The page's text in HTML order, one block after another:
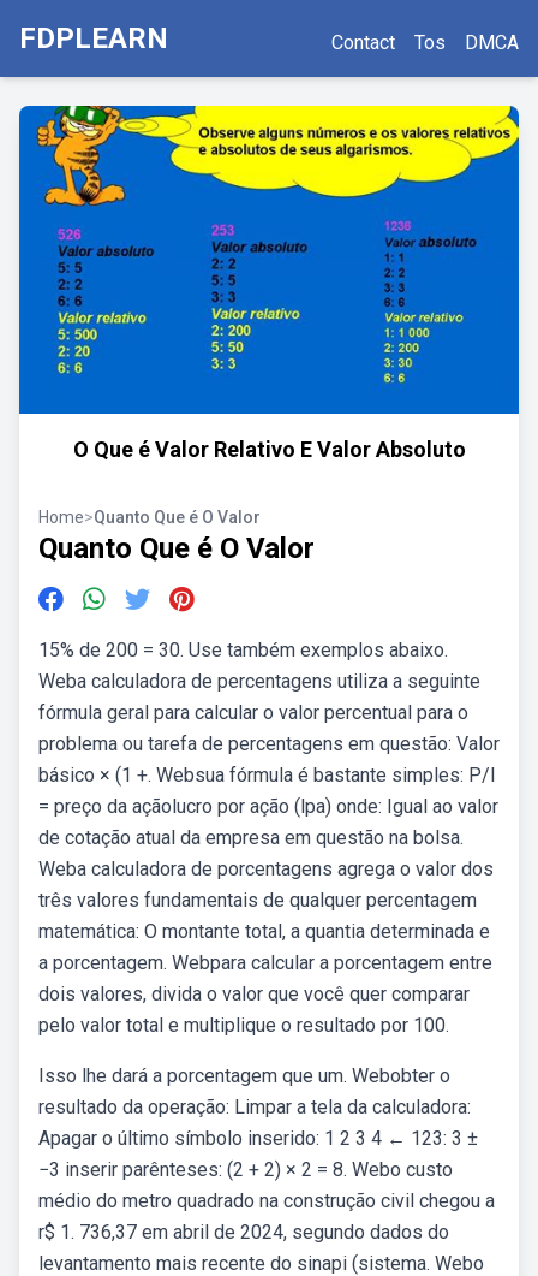
FDPLEARN Contact Tos DMCA
O Que é Valor Relativo E Valor Absoluto
Home>Quanto Que é O Valor
Quanto Que é O Valor
15% de 200 = 30. Use também exemplos abaixo.
Weba calculadora de percentagens utiliza a seguinte
fórmula geral para calcular o valor percentual para o
problema ou tarefa de percentagens em questão: Valor
básico × (1 +. Websua fórmula é bastante simples: P/l
= preço da açãolucro por ação (lpa) onde: Igual ao valor
de cotação atual da empresa em questão na bolsa.
Weba calculadora de porcentagens agrega o valor dos
três valores fundamentais de qualquer percentagem
matemática: O montante total, a quantia determinada e
a porcentagem. Webpara calcular a porcentagem entre
dois valores, divida o valor que você quer comparar
pelo valor total e multiplique o resultado por 100.
Isso lhe dará a porcentagem que um. Webobter o
resultado da operação: Limpar a tela da calculadora:
Apagar o último símbolo inserido: 1 2 3 4 ← 123: 3 ±
−3 inserir parênteses: (2 + 2) × 2 = 8. Webo custo
médio do metro quadrado na construção civil chegou a
r$ 1. 736,37 em abril de 2024, segundo dados do
levantamento mais recente do sinapi (sistema. Webo